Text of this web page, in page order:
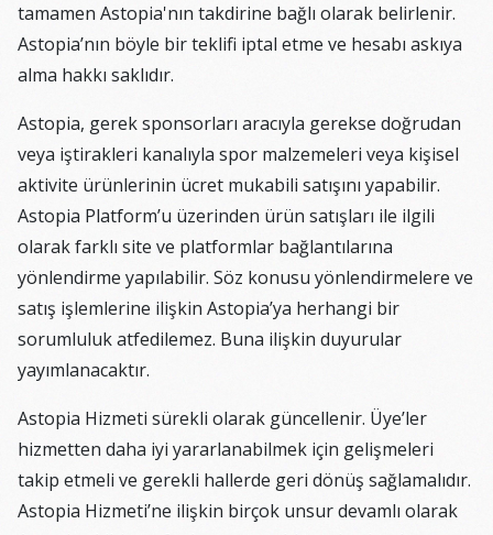
tamamen Astopia'nın takdirine bağlı olarak belirlenir.
Astopia’nın böyle bir teklifi iptal etme ve hesabı askıya
alma hakkı saklıdır.
Astopia, gerek sponsorları aracıyla gerekse doğrudan
veya iştirakleri kanalıyla spor malzemeleri veya kişisel
aktivite ürünlerinin ücret mukabili satışını yapabilir.
Astopia Platform’u üzerinden ürün satışları ile ilgili
olarak farklı site ve platformlar bağlantılarına
yönlendirme yapılabilir. Söz konusu yönlendirmelere ve
satış işlemlerine ilişkin Astopia’ya herhangi bir
sorumluluk atfedilemez. Buna ilişkin duyurular
yayımlanacaktır.
Astopia Hizmeti sürekli olarak güncellenir. Üye’ler
hizmetten daha iyi yararlanabilmek için gelişmeleri
takip etmeli ve gerekli hallerde geri dönüş sağlamalıdır.
Astopia Hizmeti’ne ilişkin birçok unsur devamlı olarak